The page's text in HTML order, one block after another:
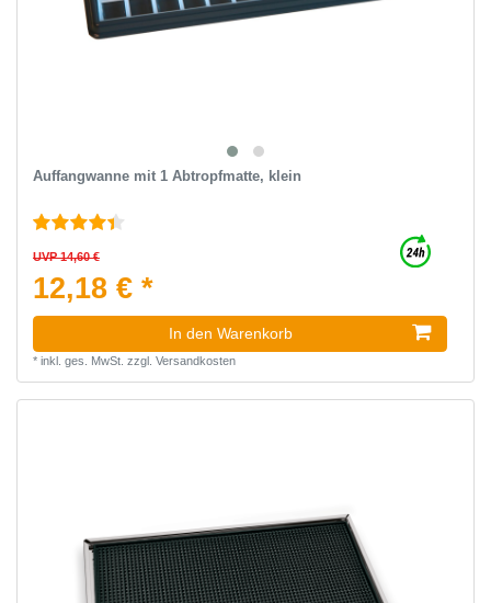
Auffangwanne mit 1 Abtropfmatte, klein
UVP 14,60 €
12,18 € *
In den Warenkorb
* inkl. ges. MwSt. zzgl. Versandkosten